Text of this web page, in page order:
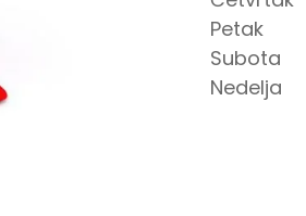
Petak
Subota
Nedelja